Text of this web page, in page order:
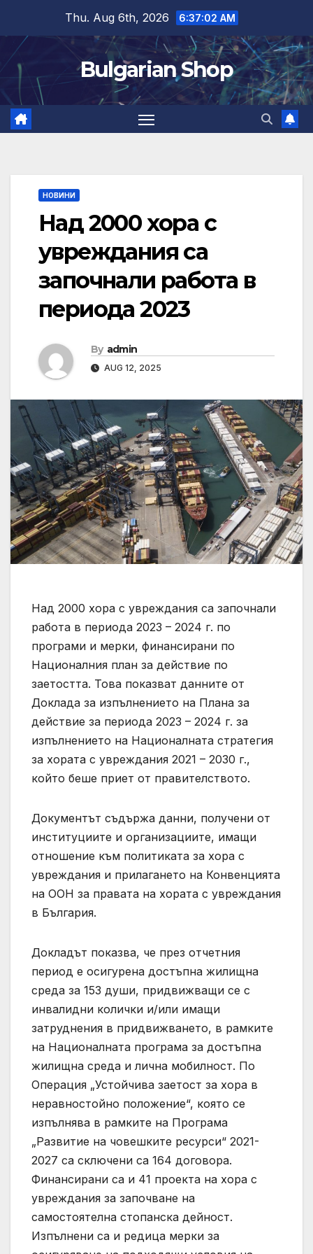
content
Thu. Aug 6th, 2026 6:37:02 AM
Bulgarian Shop
НОВИНИ
Над 2000 хора с
увреждания са
започнали работа в
периода 2023
By admin
AUG 12, 2025
Над 2000 хора с увреждания са започнали
работа в периода 2023 – 2024 г. по
програми и мерки, финансирани по
Националния план за действие по
заетостта. Това показват данните от
Доклада за изпълнението на Плана за
действие за периода 2023 – 2024 г. за
изпълнението на Националната стратегия
за хората с увреждания 2021 – 2030 г.,
който беше приет от правителството.
Документът съдържа данни, получени от
институциите и организациите, имащи
отношение към политиката за хора с
увреждания и прилагането на Конвенцията
на ООН за правата на хората с увреждания
в България.
Докладът показва, че през отчетния
период е осигурена достъпна жилищна
среда за 153 души, придвижващи се с
инвалидни колички и/или имащи
затруднения в придвижването, в рамките
на Националната програма за достъпна
жилищна среда и лична мобилност. По
Операция „Устойчива заетост за хора в
неравностойно положение“, която се
изпълнява в рамките на Програма
„Развитие на човешките ресурси“ 2021-
2027 са сключени са 164 договора.
Финансирани са и 41 проекта на хора с
увреждания за започване на
самостоятелна стопанска дейност.
Изпълнени са и редица мерки за